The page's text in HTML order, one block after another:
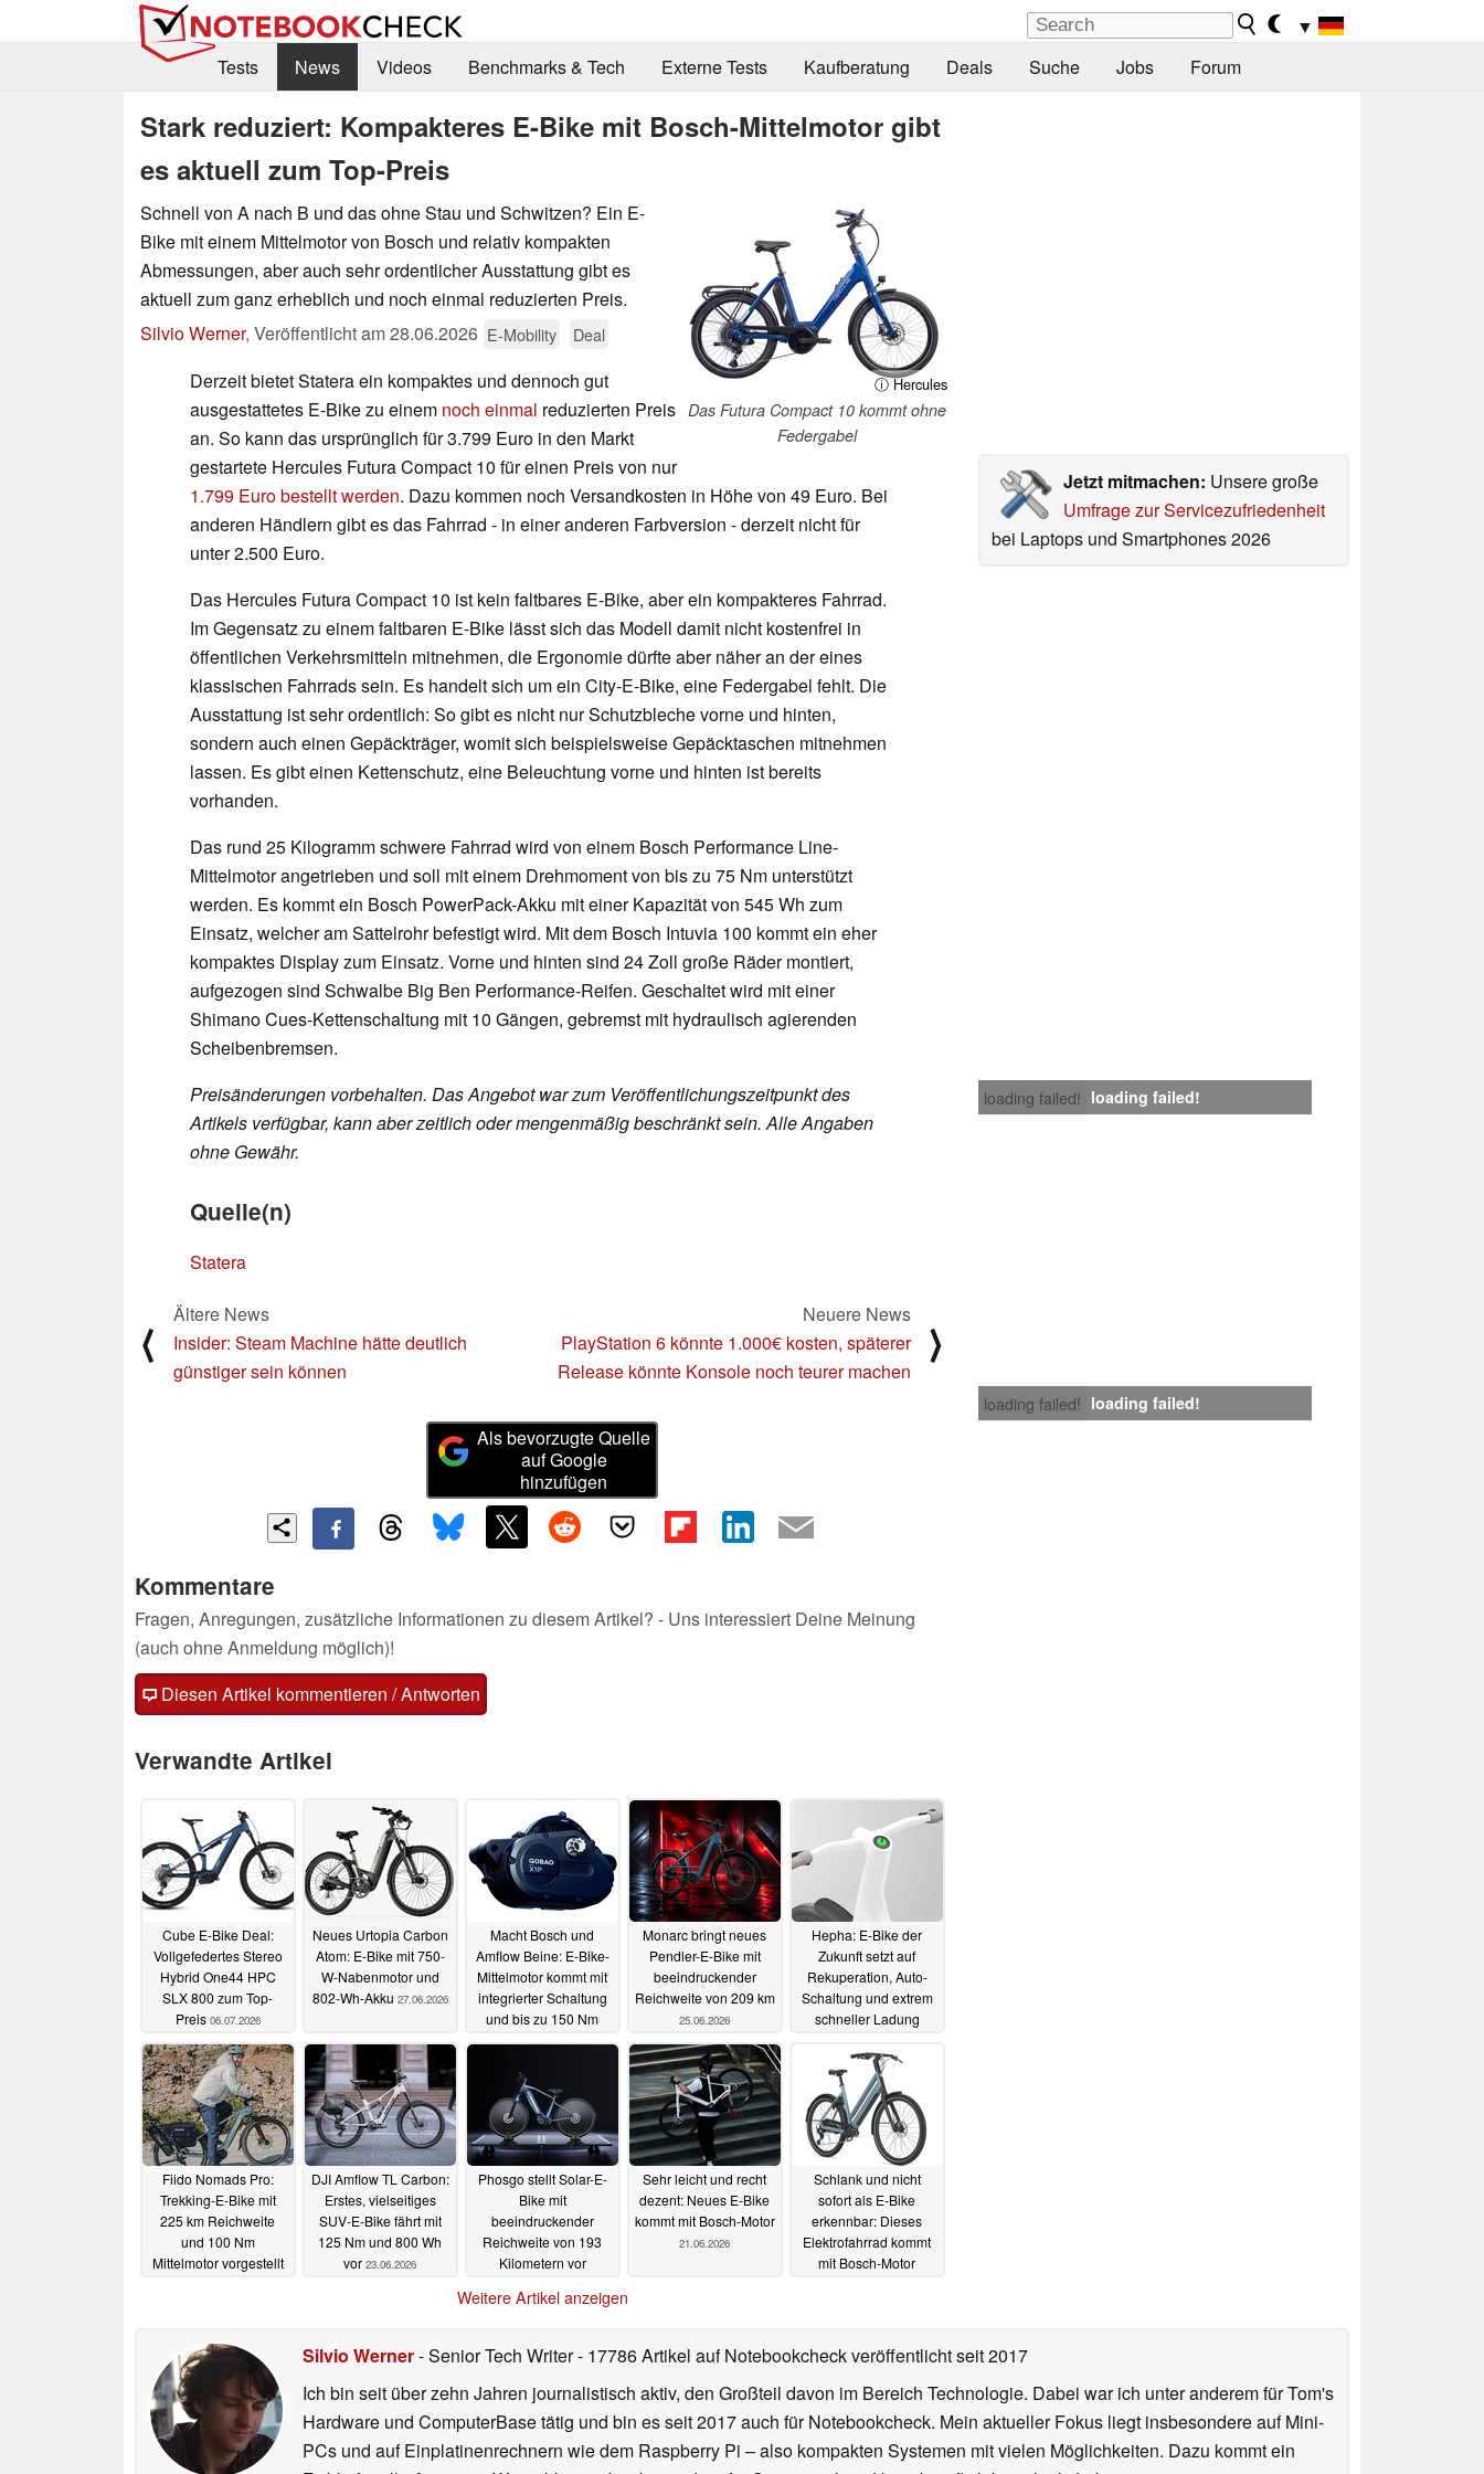
▼
Tests
News Videos Benchmarks & Tech Externe Tests Kaufberatung Deals Suche Jobs Forum
Stark reduziert: Kompakteres E-Bike mit Bosch-Mittelmotor gibt
es aktuell zum Top-Preis
ⓘ Hercules
Das Futura Compact 10 kommt ohne
Federgabel
Schnell von A nach B und das ohne Stau und Schwitzen? Ein E-
Bike mit einem Mittelmotor von Bosch und relativ kompakten
Abmessungen, aber auch sehr ordentlicher Ausstattung gibt es
aktuell zum ganz erheblich und noch einmal reduzierten Preis.
Silvio Werner, Veröffentlicht am28.06.2026 E-Mobility Deal
Jetzt mitmachen: Unsere große
Umfrage zur Servicezufriedenheit
bei Laptops und Smartphones 2026
Derzeit bietet Statera ein kompaktes und dennoch gut
ausgestattetes E-Bike zu einem noch einmal reduzierten Preis
an. So kann das ursprünglich für 3.799 Euro in den Markt
gestartete Hercules Futura Compact 10 für einen Preis von nur
1.799 Euro bestellt werden. Dazu kommen noch Versandkosten in Höhe von 49 Euro. Bei
anderen Händlern gibt es das Fahrrad - in einer anderen Farbversion - derzeit nicht für
unter 2.500 Euro.
Das Hercules Futura Compact 10 ist kein faltbares E-Bike, aber ein kompakteres Fahrrad.
Im Gegensatz zu einem faltbaren E-Bike lässt sich das Modell damit nicht kostenfrei in
öffentlichen Verkehrsmitteln mitnehmen, die Ergonomie dürfte aber näher an der eines
klassischen Fahrrads sein. Es handelt sich um ein City-E-Bike, eine Federgabel fehlt. Die
Ausstattung ist sehr ordentlich: So gibt es nicht nur Schutzbleche vorne und hinten,
sondern auch einen Gepäckträger, womit sich beispielsweise Gepäcktaschen mitnehmen
lassen. Es gibt einen Kettenschutz, eine Beleuchtung vorne und hinten ist bereits
vorhanden.
Das rund 25 Kilogramm schwere Fahrrad wird von einem Bosch Performance Line-
Mittelmotor angetrieben und soll mit einem Drehmoment von bis zu 75 Nm unterstützt
werden. Es kommt ein Bosch PowerPack-Akku mit einer Kapazität von 545 Wh zum
Einsatz, welcher am Sattelrohr befestigt wird. Mit dem Bosch Intuvia 100 kommt ein eher
kompaktes Display zum Einsatz. Vorne und hinten sind 24 Zoll große Räder montiert,
aufgezogen sind Schwalbe Big Ben Performance-Reifen. Geschaltet wird mit einer
Shimano Cues-Kettenschaltung mit 10 Gängen, gebremst mit hydraulisch agierenden
Scheibenbremsen.
loading failed! loading failed!
Preisänderungen vorbehalten. Das Angebot war zum Veröffentlichungszeitpunkt des
Artikels verfügbar, kann aber zeitlich oder mengenmäßig beschränkt sein. Alle Angaben
ohne Gewähr.
Quelle(n)
Statera
⟨
Ältere News
Insider: Steam Machine hätte deutlich
günstiger sein können
Neuere News
PlayStation 6 könnte 1.000€ kosten, späterer
Release könnte Konsole noch teurer machen
⟩
loading failed! loading failed!
Als bevorzugte Quelle
auf Google
hinzufügen
Kommentare
Fragen, Anregungen, zusätzliche Informationen zu diesem Artikel? - Uns interessiert Deine Meinung
(auch ohne Anmeldung möglich)!
Diesen Artikel kommentieren / Antworten
Verwandte Artikel
Cube E-Bike Deal:
Vollgefedertes Stereo
Hybrid One44 HPC
SLX 800 zum Top-
Preis 06.07.2026
Neues Urtopia Carbon
Atom: E-Bike mit 750-
W-Nabenmotor und
802-Wh-Akku 27.06.2026
Macht Bosch und
Amflow Beine: E-Bike-
Mittelmotor kommt mit
integrierter Schaltung
und bis zu 150 Nm
27.06.2026
Monarc bringt neues
Pendler-E-Bike mit
beeindruckender
Reichweite von 209 km
25.06.2026
Hepha: E-Bike der
Zukunft setzt auf
Rekuperation, Auto-
Schaltung und extrem
schneller Ladung
Fiido Nomads Pro:
Trekking-E-Bike mit
225 km Reichweite
und 100 Nm
Mittelmotor vorgestellt
DJI Amflow TL Carbon:
Erstes, vielseitiges
SUV-E-Bike fährt mit
125 Nm und 800 Wh
vor 23.06.2026
Phosgo stellt Solar-E-
Bike mit
beeindruckender
Reichweite von 193
Kilometern vor
Sehr leicht und recht
dezent: Neues E-Bike
kommt mit Bosch-Motor
21.06.2026
Schlank und nicht
sofort als E-Bike
erkennbar: Dieses
Elektrofahrrad kommt
mit Bosch-Motor
Weitere Artikel anzeigen
Silvio Werner- Senior Tech Writer- 17786 Artikel auf Notebookcheck veröffentlichtseit 2017
Ich bin seit über zehn Jahren journalistisch aktiv, den Großteil davon im Bereich Technologie. Dabei war ich unter anderem für Tom's
Hardware und ComputerBase tätig und bin es seit 2017 auch für Notebookcheck. Mein aktueller Fokus liegt insbesondere auf Mini-
PCs und auf Einplatinenrechnern wie dem Raspberry Pi – also kompakten Systemen mit vielen Möglichkeiten. Dazu kommt ein